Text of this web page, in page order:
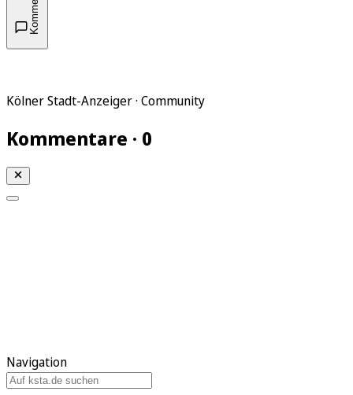
Kölner Stadt-Anzeiger · Community
Kommentare · 0
Navigation